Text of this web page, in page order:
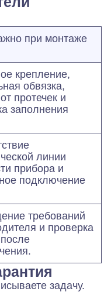
при монтаже
крепление,
обвязка,
протечек и
заполнения
линии
прибора и
подключение
требований
и проверка
задачу.